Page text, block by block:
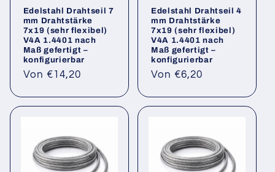
Edelstahl Drahtseil 7
mm Drahtstärke
7x19 (sehr flexibel)
V4A 1.4401 nach
Maß gefertigt –
konfigurierbar
Normaler
Von €14,20
Edelstahl Drahtseil 4
mm Drahtstärke
7x19 (sehr flexibel)
V4A 1.4401 nach
Maß gefertigt –
konfigurierbar
Normaler
Von €6,20